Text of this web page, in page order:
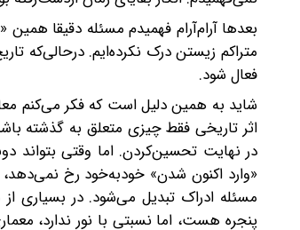
بعدها آرام‌آرام فهمیدم مسئله دقیقا
متراکم زیستن درک نکرده‌ایم. درحالی‌که
فعال شود.
شاید به همین دلیل است که فکر می‌کنم
اثر تاریخی فقط چیزی متعلق به گذشته
در نهایت‌ تحسین‌کردن. اما وقتی بتواند
«وارد اکنون‌ شدن» خودبه‌خود رخ نمی‌دهد،
مسئله ادراک تبدیل می‌شود. در
پنجره هست، اما نسبتی با نور ندارد،